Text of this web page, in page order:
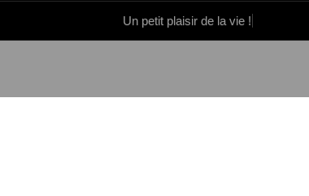
Un petit plaisir de la vie !